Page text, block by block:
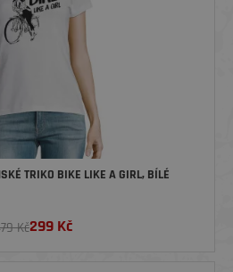
TRIKO BIKE LIKE A GIRL, BÍLÉ
Kč299 Kč